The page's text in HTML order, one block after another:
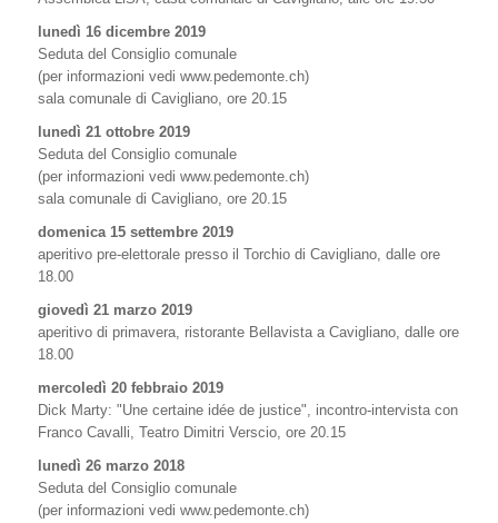
lunedì 16 dicembre 2019
Seduta del Consiglio comunale
(per informazioni vedi www.pedemonte.ch)
sala comunale di Cavigliano, ore 20.15
lunedì 21 ottobre 2019
Seduta del Consiglio comunale
(per informazioni vedi www.pedemonte.ch)
sala comunale di Cavigliano, ore 20.15
domenica 15 settembre 2019
aperitivo pre-elettorale presso il Torchio di Cavigliano, dalle ore
18.00
giovedì 21 marzo 2019
aperitivo di primavera, ristorante Bellavista a Cavigliano, dalle ore
18.00
mercoledì 20 febbraio 2019
Dick Marty: "Une certaine idée de justice", incontro-intervista con
Franco Cavalli, Teatro Dimitri Verscio, ore 20.15
lunedì 26 marzo 2018
Seduta del Consiglio comunale
(per informazioni vedi www.pedemonte.ch)